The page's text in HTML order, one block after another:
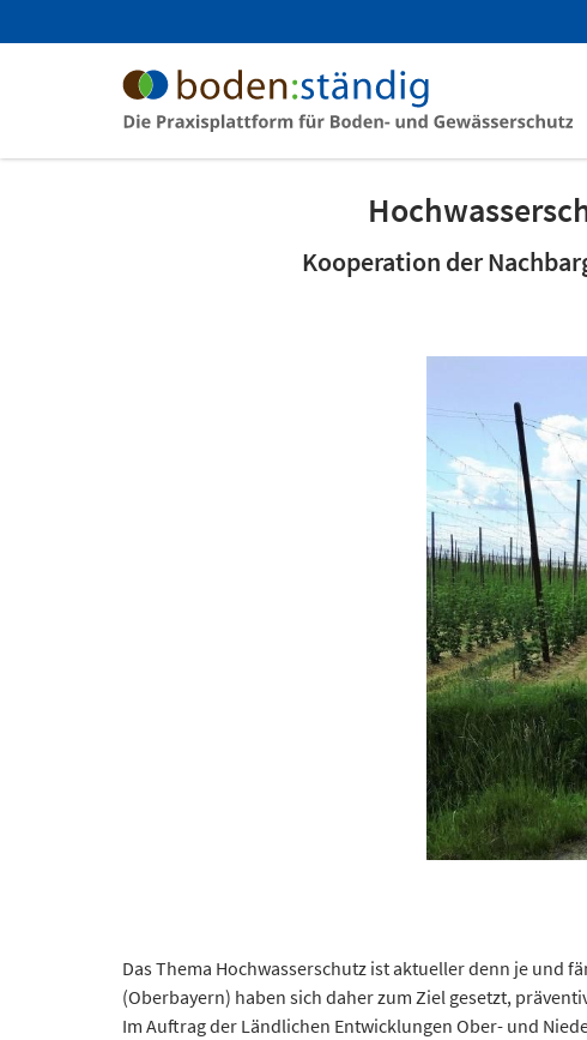
Kooperation der
Das Thema Hochwasserschutz ist aktueller denn je und
(Oberbayern) haben sich daher zum Ziel gesetzt,
Im Auftrag der Ländlichen Entwicklungen Ober- und